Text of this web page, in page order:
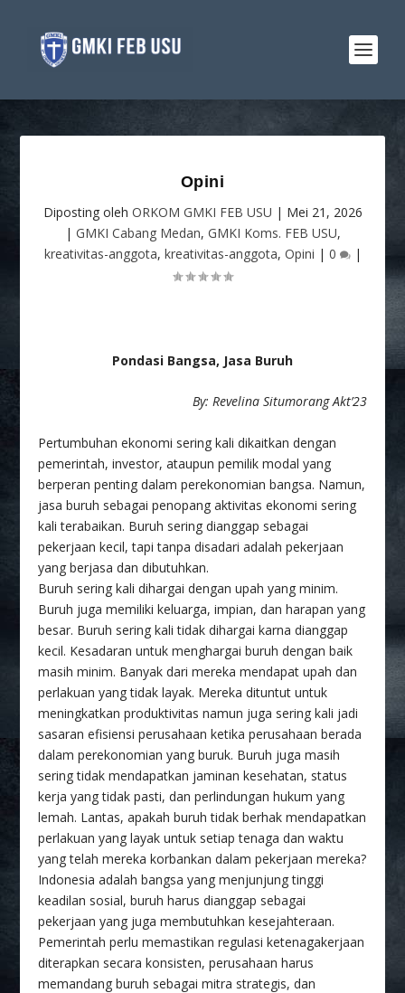
Opini
Diposting oleh ORKOM GMKI FEB USU | Mei 21, 2026
| GMKI Cabang Medan, GMKI Koms. FEB USU,
kreativitas-anggota, kreativitas-anggota, Opini | 0 |
Pondasi Bangsa, Jasa Buruh
By: Revelina Situmorang Akt’23
Pertumbuhan ekonomi sering kali dikaitkan dengan
pemerintah, investor, ataupun pemilik modal yang
berperan penting dalam perekonomian bangsa. Namun,
jasa buruh sebagai penopang aktivitas ekonomi sering
kali terabaikan. Buruh sering dianggap sebagai
pekerjaan kecil, tapi tanpa disadari adalah pekerjaan
yang berjasa dan dibutuhkan.
Buruh sering kali dihargai dengan upah yang minim.
Buruh juga memiliki keluarga, impian, dan harapan yang
besar. Buruh sering kali tidak dihargai karna dianggap
kecil. Kesadaran untuk menghargai buruh dengan baik
masih minim. Banyak dari mereka mendapat upah dan
perlakuan yang tidak layak. Mereka dituntut untuk
meningkatkan produktivitas namun juga sering kali jadi
sasaran efisiensi perusahaan ketika perusahaan berada
dalam perekonomian yang buruk. Buruh juga masih
sering tidak mendapatkan jaminan kesehatan, status
kerja yang tidak pasti, dan perlindungan hukum yang
lemah. Lantas, apakah buruh tidak berhak mendapatkan
perlakuan yang layak untuk setiap tenaga dan waktu
yang telah mereka korbankan dalam pekerjaan mereka?
Indonesia adalah bangsa yang menjunjung tinggi
keadilan sosial, buruh harus dianggap sebagai
pekerjaan yang juga membutuhkan kesejahteraan.
Pemerintah perlu memastikan regulasi ketenagakerjaan
diterapkan secara konsisten, perusahaan harus
memandang buruh sebagai mitra strategis, dan